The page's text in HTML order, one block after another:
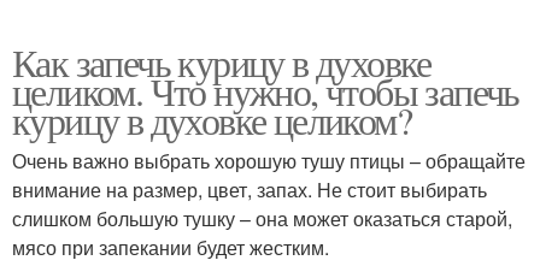
Как запечь курицу в духовке
целиком. Что нужно, чтобы запечь
курицу в духовке целиком?
Очень важно выбрать хорошую тушу птицы – обращайте
внимание на размер, цвет, запах. Не стоит выбирать
слишком большую тушку – она может оказаться старой,
мясо при запекании будет жестким.